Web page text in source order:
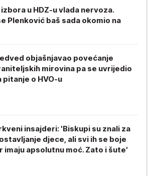
u HDZ-u vlada nervoza.
Plenković baš sada okomio na
objašnjavao povećanje
mirovina pa se uvrijedio
pitanje o HVO-u
insajderi: 'Biskupi su znali za
djece, ali svi ih se boje
imaju apsolutnu moć. Zato i šute'